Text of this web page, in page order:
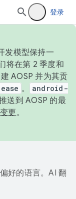
登录
发模型保持一
将在第 2 季度和
AOSP 并为其贡
。
android-
送到 AOSP 的最
更。
好的语言。AI 翻